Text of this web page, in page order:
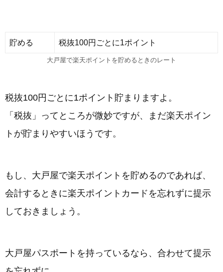
貯める 税抜100円ごとに1ポイント
大戸屋で楽天ポイントを貯めるときのレート
税抜100円ごとに1ポイント貯まりますよ。
「税抜」ってところが微妙ですが、まだ楽天ポイン
トが貯まりやすいほうです。
もし、大戸屋で楽天ポイントを貯めるのであれば、
会計するときに楽天ポイントカードを忘れずに提示
しておきましょう。
大戸屋パスポートを持っているなら、合わせて提示